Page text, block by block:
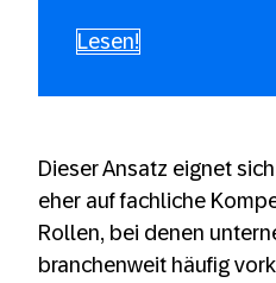
Lesen!
Dieser Ansatz eignet
eher auf fachliche
Rollen, bei denen
branchenweit häufig